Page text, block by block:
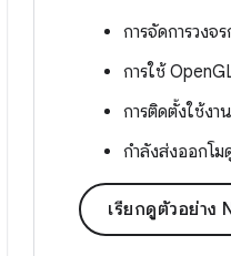
การจัดการวงจ
การใช้
การติดตั้งใช้งา
กำลังส่งออกโม
เรียกดูตัวอย่าง